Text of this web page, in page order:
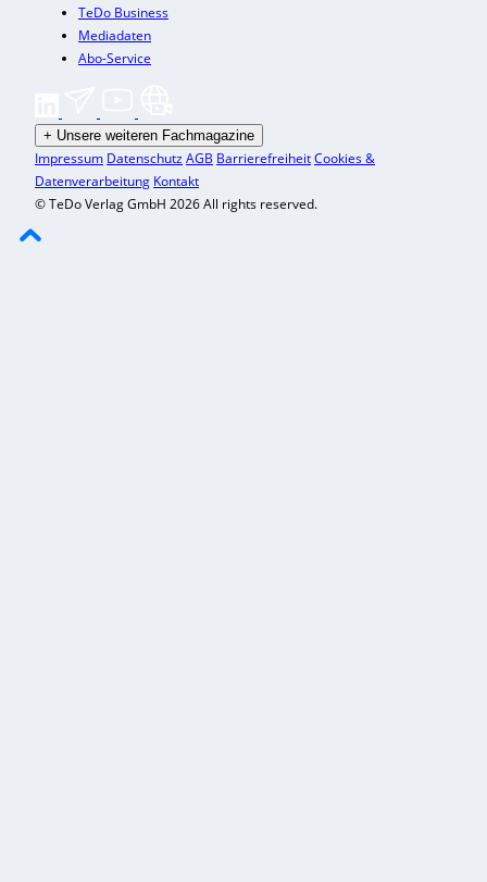
TeDo Business
Mediadaten
Abo-Service
+ Unsere weiteren Fachmagazine
Impressum DatenschutzAGB BarrierefreiheitCookies &
Datenverarbeitung Kontakt
© TeDo Verlag GmbH 2026 All rights reserved.